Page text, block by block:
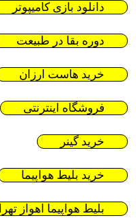
دانلود بازی کامیپوتر
دوره بقا در طبیعت
خرید هاست ارزان
فروشگاه اینترنتی
خرید گینر
خرید بلیط هواپیما
بلیط هواپیما اهواز